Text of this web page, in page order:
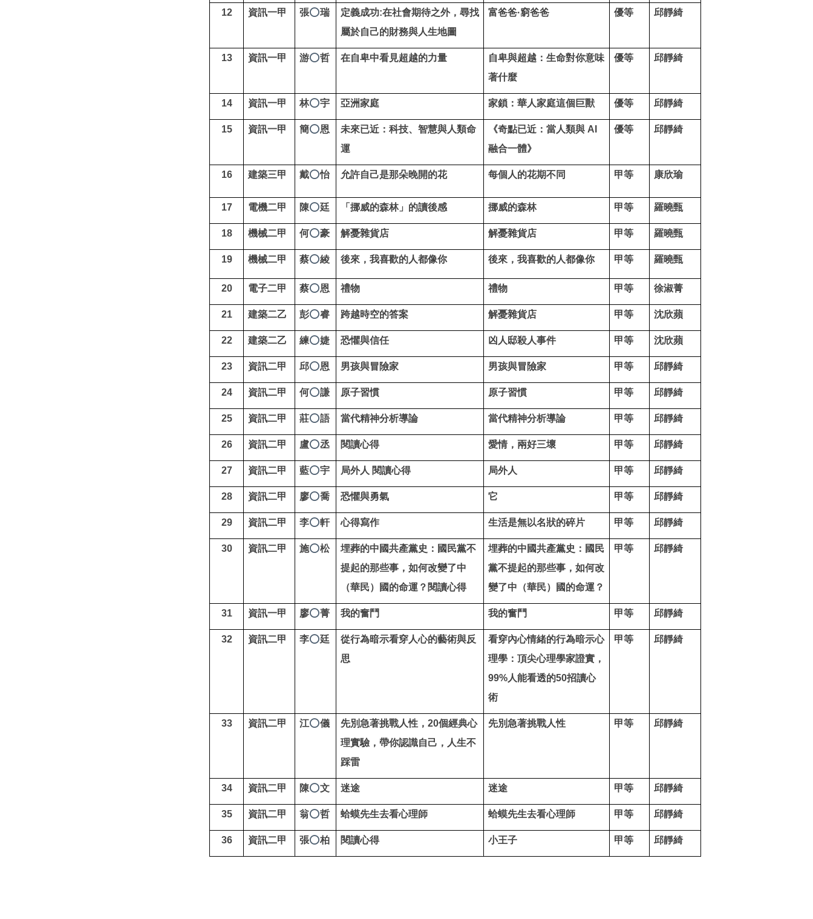
12 資訊一甲 張⭕瑞
定義成功:在社會期待之外，尋找
屬於自己的財務與人生地圖
富爸爸·窮爸爸 優等 邱靜綺
13 資訊一甲 游⭕哲 在自卑中看見超越的力量
自卑與超越：生命對你意味
著什麼
優等 邱靜綺
14 資訊一甲 林⭕宇 亞洲家庭 家鎖：華人家庭這個巨獸 優等 邱靜綺
15 資訊一甲 簡⭕恩
未來已近：科技、智慧與人類命
運
《奇點已近：當人類與 AI
融合一體》
優等 邱靜綺
16 建築三甲 戴⭕怡 允許自己是那朵晚開的花 每個人的花期不同 甲等 康欣瑜
17 電機二甲 陳⭕廷 「挪威的森林」的讀後感 挪威的森林 甲等 羅曉甄
18 機械二甲 何⭕豪 解憂雜貨店 解憂雜貨店 甲等 羅曉甄
19 機械二甲 蔡⭕綾 後來，我喜歡的人都像你 後來，我喜歡的人都像你 甲等 羅曉甄
20 電子二甲 蔡⭕恩 禮物 禮物 甲等 徐淑菁
21 建築二乙 彭⭕睿 跨越時空的答案 解憂雜貨店 甲等 沈欣蘋
22 建築二乙 練⭕婕 恐懼與信任 凶人邸殺人事件 甲等 沈欣蘋
23 資訊二甲 邱⭕恩 男孩與冒險家 男孩與冒險家 甲等 邱靜綺
24 資訊二甲 何⭕謙 原子習慣 原子習慣 甲等 邱靜綺
25 資訊二甲 莊⭕語 當代精神分析導論 當代精神分析導論 甲等 邱靜綺
26 資訊二甲 盧⭕丞 閱讀心得 愛情，兩好三壞 甲等 邱靜綺
27 資訊二甲 藍⭕宇 局外人 閱讀心得 局外人 甲等 邱靜綺
28 資訊二甲 廖⭕喬 恐懼與勇氣 它 甲等 邱靜綺
29 資訊二甲 李⭕軒 心得寫作 生活是無以名狀的碎片 甲等 邱靜綺
30 資訊二甲 施⭕松
埋葬的中國共產黨史：國民黨不
提起的那些事，如何改變了中
（華民）國的命運？閱讀心得
埋葬的中國共產黨史：國民
黨不提起的那些事，如何改
變了中（華民）國的命運？
甲等 邱靜綺
31 資訊一甲 廖⭕菁 我的奮鬥 我的奮鬥 甲等 邱靜綺
32 資訊二甲 李⭕廷
從行為暗示看穿人心的藝術與反
思
看穿內心情緒的行為暗示心
理學：頂尖心理學家證實，
99%人能看透的50招讀心
術
甲等 邱靜綺
33 資訊二甲 江⭕儀
先別急著挑戰人性，20個經典心
理實驗，帶你認識自己，人生不
踩雷
先別急著挑戰人性 甲等 邱靜綺
34 資訊二甲 陳⭕文 迷途 迷途 甲等 邱靜綺
35 資訊二甲 翁⭕哲 蛤蟆先生去看心理師 蛤蟆先生去看心理師 甲等 邱靜綺
36 資訊二甲 張⭕柏 閱讀心得 小王子 甲等 邱靜綺